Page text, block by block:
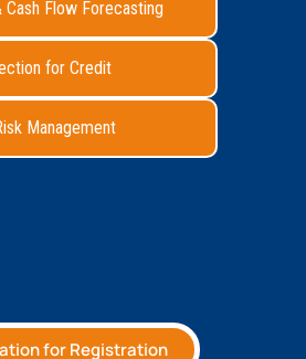
Cash Flow Forecasting
for Credit
Management
for Registration